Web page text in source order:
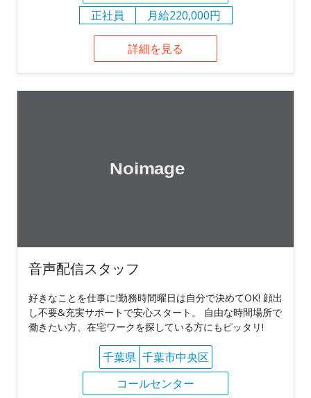
正社員
月給220,000円
詳細を見る
音声配信スタッフ
好きなことを仕事に!勤務時間曜日は自分で決めてOK! 顔出
し不要&充実サポートで安心スタート。 自由な時間場所で
働きたい方、在宅ワークを探している方にもピッタリ!
千葉県 千葉市中央区
コールセンター